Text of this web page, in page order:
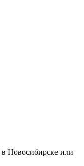
в Новосибирске или